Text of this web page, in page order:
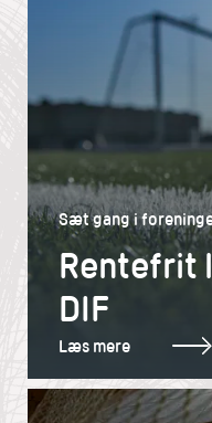
Sæt gang i
byggeprojekter
Rentefrit
DIF
Læs mere